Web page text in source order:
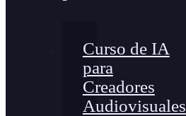
Curso de IA
para
Creadores
Audiovisuales